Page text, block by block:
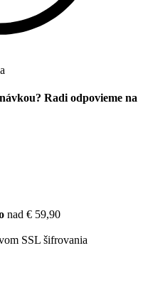
Radi odpovieme na
nad € 59,90
SSL šifrovania